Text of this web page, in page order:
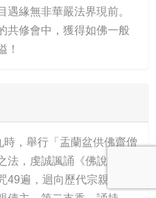
遇緣無非華嚴法界現前。
共修會中，獲得如佛一般
！
，舉行「盂蘭盆供佛齋僧
，虔誠諷誦《佛說盂蘭
遍，迴向歷代宗親、父